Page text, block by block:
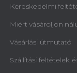
Kereskedelmi
Miért vásároljon
Vásárlási útmutató
Szállítási feltételek